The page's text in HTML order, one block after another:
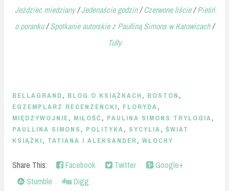
Jeździec miedziany/Jedenaście godzin/Czerwone liście/Pieśń
o poranku/Spotkanie autorskie z Paulliną Simons w Katowicach/
Tully
BELLAGRAND, BLOG O KSIĄŻKACH , BOSTON ,
EGZEMPLARZ RECENZENCKI, FLORYDA,
MIĘDZYWOJNIE, MIŁOŚĆ , PAULINA SIMONS TRYLOGIA,
PAULLINA SIMONS , POLITYKA, SYCYLIA, ŚWIAT
KSIĄŻKI, TATIANA I ALEKSANDER, WŁOCHY
Share This: Facebook Twitter
Google+
Stumble
Digg